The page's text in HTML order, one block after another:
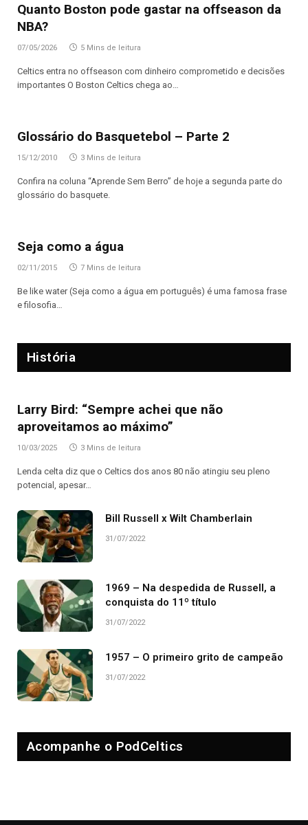
Quanto Boston pode gastar na offseason da
NBA?
07/05/2026 5 Mins de leitura
Celtics entra no offseason com dinheiro comprometido e decisões
importantes O Boston Celtics chega ao…
Glossário do Basquetebol – Parte 2
15/12/2010 3 Mins de leitura
Confira na coluna “Aprende Sem Berro” de hoje a segunda parte do
glossário do basquete.
Seja como a água
02/11/2015 7 Mins de leitura
Be like water (Seja como a água em português) é uma famosa frase
e filosofia…
História
Larry Bird: “Sempre achei que não
aproveitamos ao máximo”
10/03/2025 3 Mins de leitura
Lenda celta diz que o Celtics dos anos 80 não atingiu seu pleno
potencial, apesar…
Bill Russell x Wilt Chamberlain
31/07/2022
1969 – Na despedida de Russell, a
conquista do 11º título
31/07/2022
1957 – O primeiro grito de campeão
31/07/2022
Acompanhe o PodCeltics